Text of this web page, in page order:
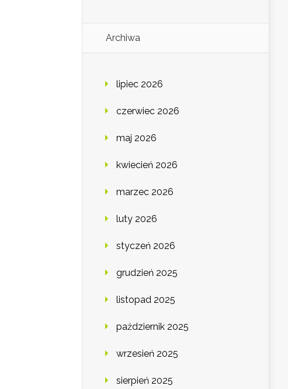
Archiwa
lipiec 2026
czerwiec 2026
maj 2026
kwiecień 2026
marzec 2026
luty 2026
styczeń 2026
grudzień 2025
listopad 2025
październik 2025
wrzesień 2025
sierpień 2025